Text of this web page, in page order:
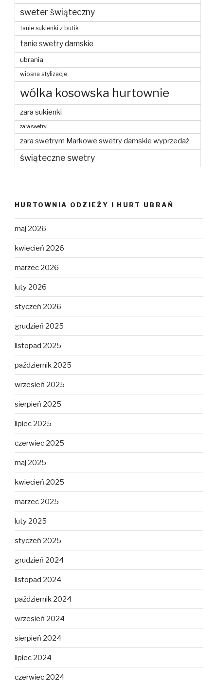
sweter świąteczny
tanie sukienki z butik
tanie swetry damskie
ubrania
wiosna stylizacje
wólka kosowska hurtownie
zara sukienki
zara swetry
zara swetrym Markowe swetry damskie wyprzedaż
świąteczne swetry
HURTOWNIA ODZIEŻY I HURT UBRAŃ
maj 2026
kwiecień 2026
marzec 2026
luty 2026
styczeń 2026
grudzień 2025
listopad 2025
październik 2025
wrzesień 2025
sierpień 2025
lipiec 2025
czerwiec 2025
maj 2025
kwiecień 2025
marzec 2025
luty 2025
styczeń 2025
grudzień 2024
listopad 2024
październik 2024
wrzesień 2024
sierpień 2024
lipiec 2024
czerwiec 2024